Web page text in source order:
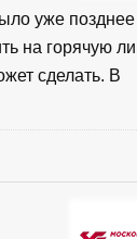
уже позднее
на горячую
сделать. В